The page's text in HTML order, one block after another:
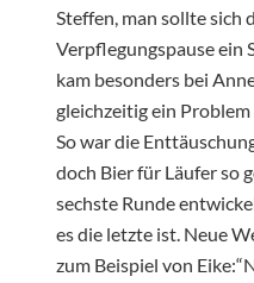
Steffen, man sollte sich
Verpflegungspause ein
kam besonders bei
gleichzeitig ein
So war die
doch Bier für Läufer so
sechste Runde
es die letzte ist. Neue
zum Beispiel von